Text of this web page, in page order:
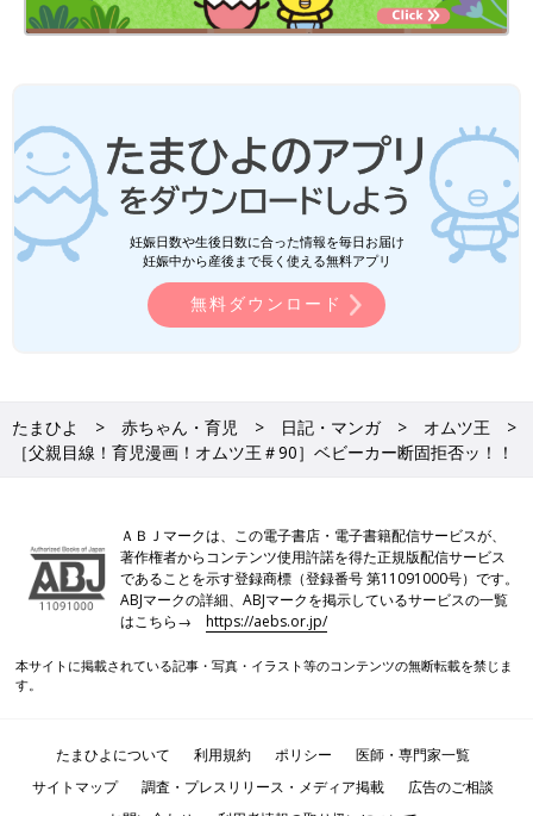
妊娠日数や生後日数に合った情報を毎日お届け
妊娠中から産後まで長く使える無料アプリ
無料ダウンロード
たまひよ 赤ちゃん・育児 日記・マンガ
オムツ王
［父親目線！育児漫画！オムツ王＃90］ベビーカー断固拒否ッ！！
ＡＢＪマークは、この電子書店・電子書籍配信サービスが、
著作権者からコンテンツ使用許諾を得た正規版配信サービス
であることを示す登録商標（登録番号 第11091000号）です。
ABJマークの詳細、ABJマークを掲示しているサービスの一覧
はこちら→https://aebs.or.jp/
本サイトに掲載されている記事・写真・イラスト等のコンテンツの無断転載を禁じま
す。
たまひよについて 利用規約 ポリシー
医師・専門家一覧
サイトマップ
調査・プレスリリース・メディア掲載
広告のご相談